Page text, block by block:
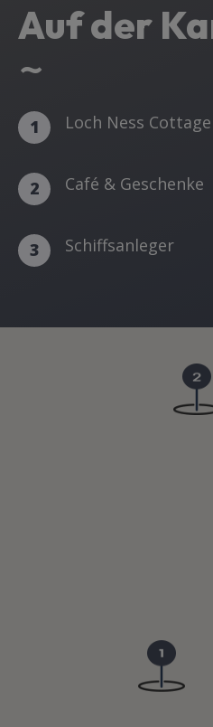
Auf der
~
1 Loch Ness
2 Café & Geschenke
3 Schiffsanleger